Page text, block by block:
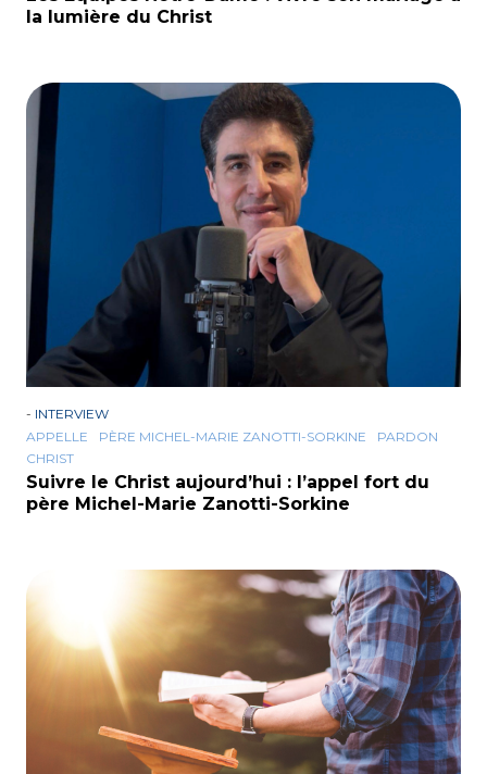
la lumière du Christ
- INTERVIEW
APPELLE
PÈRE MICHEL-MARIE ZANOTTI-SORKINE
PARDON
CHRIST
Suivre le Christ aujourd’hui : l’appel fort du
père Michel-Marie Zanotti-Sorkine